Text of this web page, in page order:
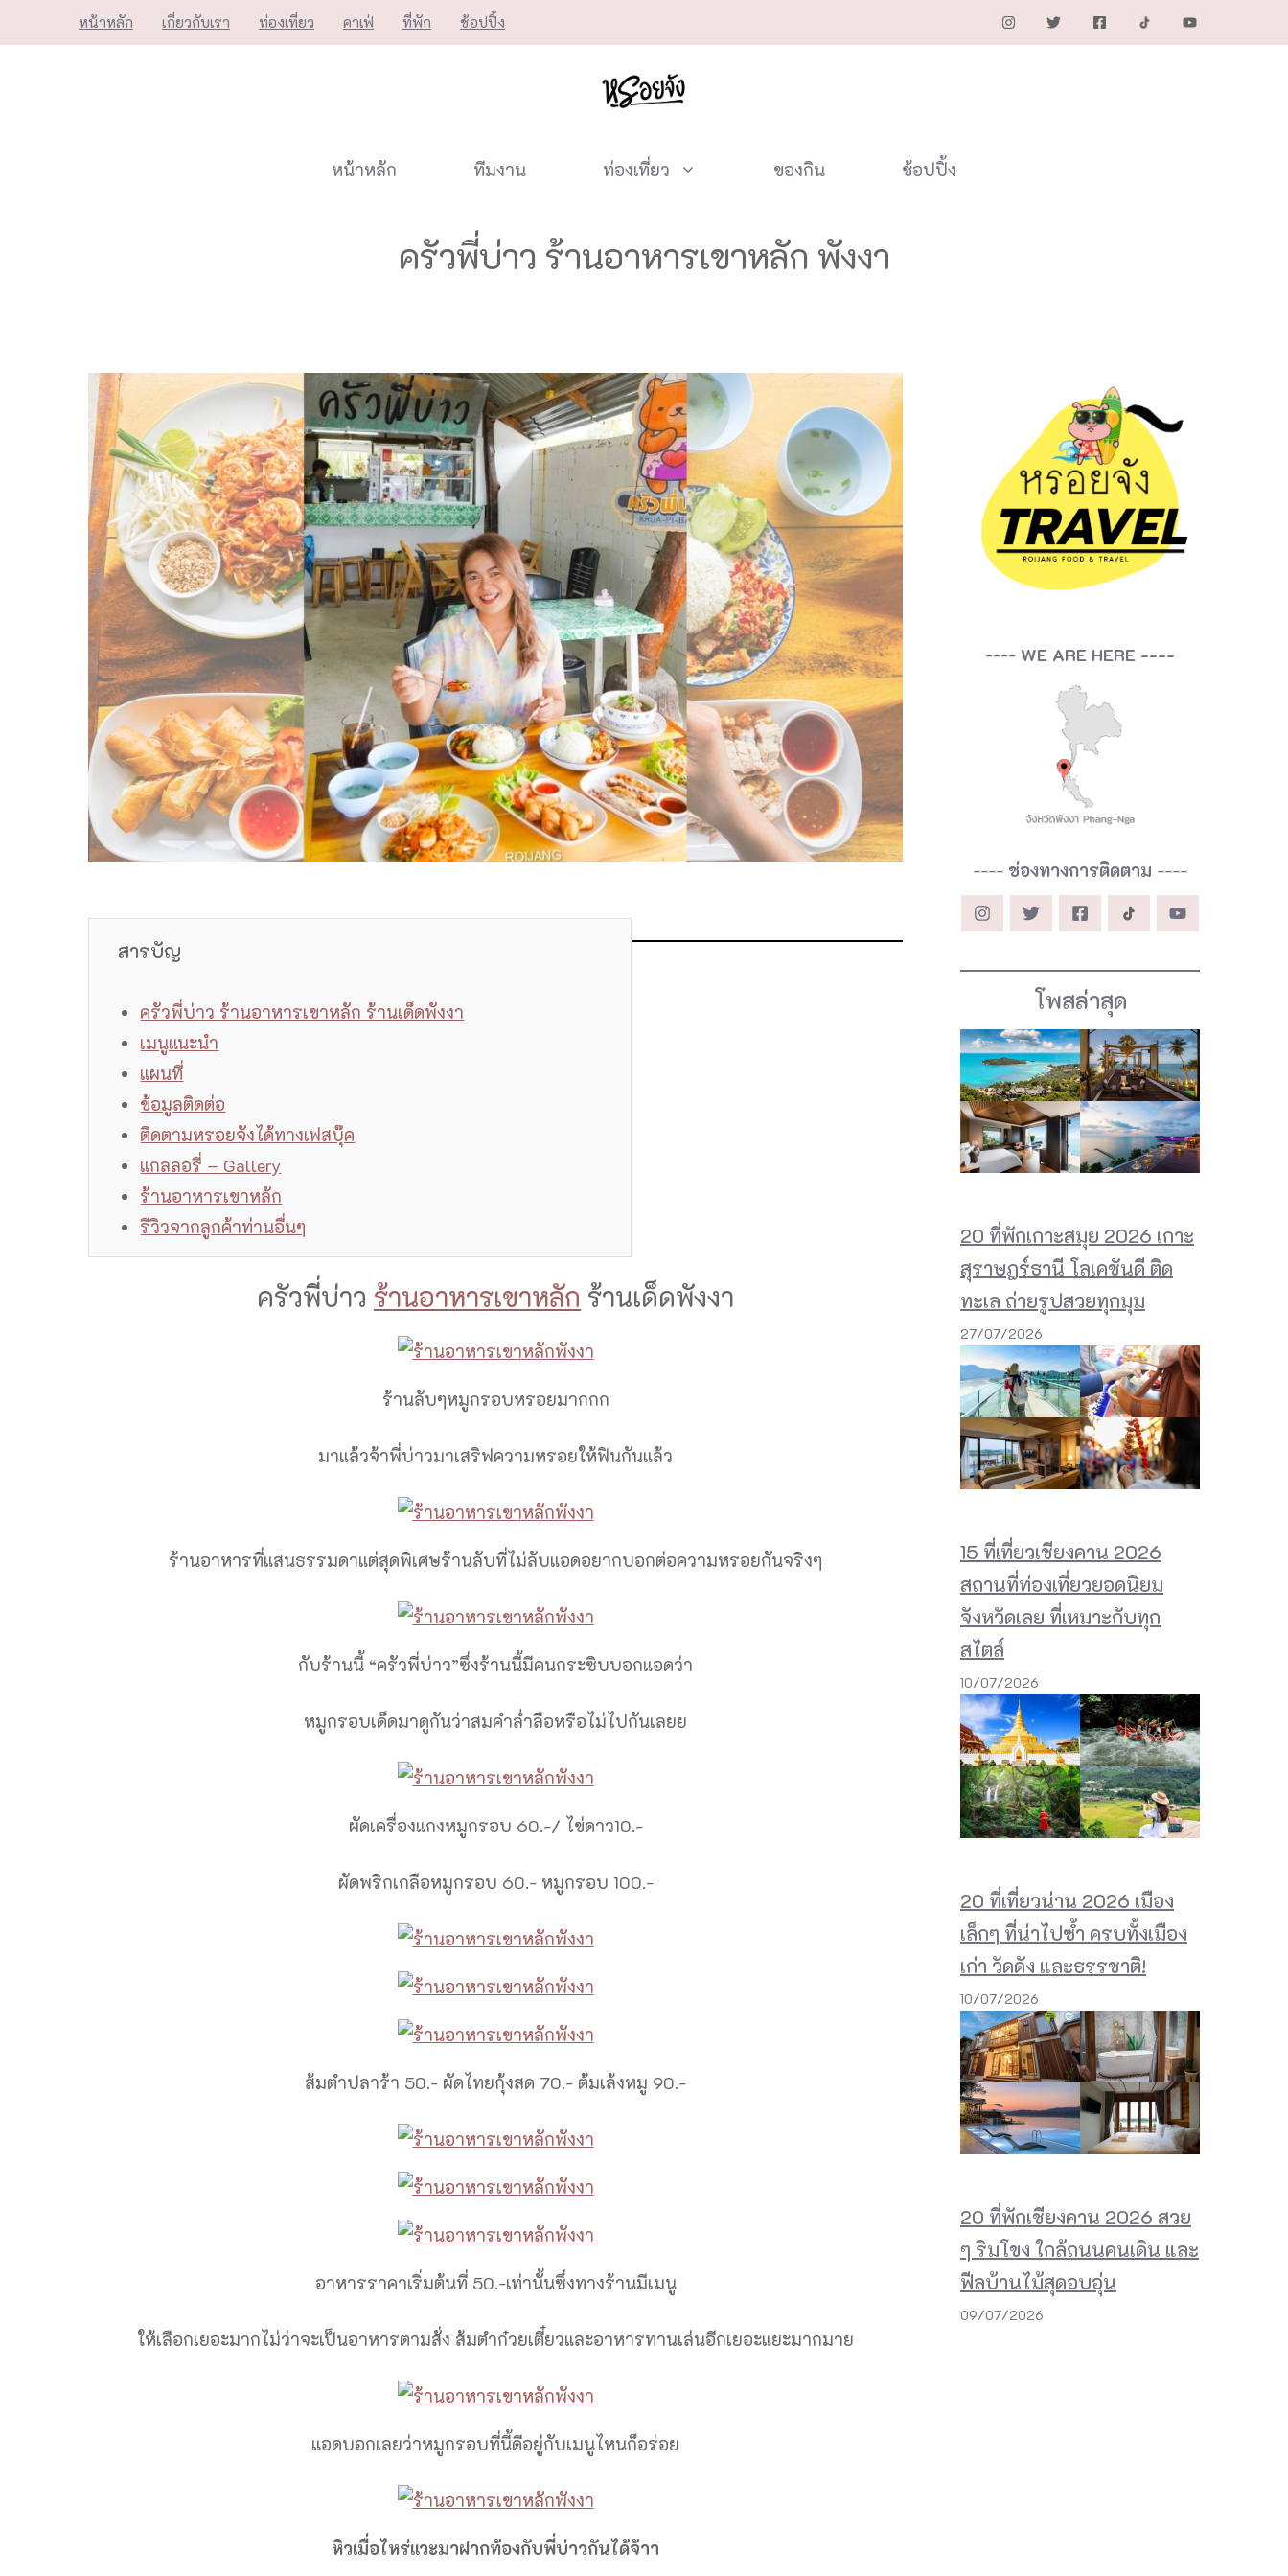
to
หน้าหลัก เกี่ยวกับเรา ท่องเที่ยว คาเฟ่ ที่พัก ช้อปปิ้ง
หน้าหลัก ทีมงาน ท่องเที่ยว ของกิน ช้อปปิ้ง
ครัวพี่บ่าว ร้านอาหารเขาหลัก พังงา
สารบัญ
ครัวพี่บ่าว ร้านอาหารเขาหลัก ร้านเด็ดพังงา
เมนูแนะนำ
แผนที่
ข้อมูลติดต่อ
ติดตามหรอยจังได้ทางเฟสบุ๊ค
แกลลอรี่ – Gallery
ร้านอาหารเขาหลัก
รีวิวจากลูกค้าท่านอื่นๆ
ครัวพี่บ่าว ร้านอาหารเขาหลัก ร้านเด็ดพังงา
ร้านลับๆหมูกรอบหรอยมากกก
มาแล้วจ้าพี่บ่าวมาเสริฟความหรอยให้ฟินกันแล้ว
ร้านอาหารที่แสนธรรมดาแต่สุดพิเศษร้านลับที่ไม่ลับแอดอยากบอกต่อความหรอยกันจริงๆ
กับร้านนี้ “ครัวพี่บ่าว”ซึ่งร้านนี้มีคนกระซิบบอกแอดว่า
หมูกรอบเด็ดมาดูกันว่าสมคำล่ำลือหรือไม่ไปกันเลยย
ผัดเครื่องแกงหมูกรอบ 60.-/ ไข่ดาว10.-
ผัดพริกเกลือหมูกรอบ 60.- หมูกรอบ 100.-
ส้มตำปลาร้า 50.- ผัดไทยกุ้งสด 70.- ต้มเล้งหมู 90.-
อาหารราคาเริ่มต้นที่ 50.-เท่านั้นซึ่งทางร้านมีเมนู
ให้เลือกเยอะมากไม่ว่าจะเป็นอาหารตามสั่ง ส้มตำก๋วยเตี๋ยวและอาหารทานเล่นอีกเยอะแยะมากมาย
แอดบอกเลยว่าหมูกรอบที่นี้ดีอยู่กับเมนูไหนก็อร่อย
หิวเมื่อไหร่แวะมาฝากท้องกับพี่บ่าวกันได้จ้าา
---- WE ARE HERE ----
---- ช่องทางการติดตาม ----
โพสล่าสุด
20 ที่พักเกาะสมุย 2026 เกาะ
สุราษฎร์ธานี โลเคชันดี ติด
ทะเล ถ่ายรูปสวยทุกมุม
27/07/2026
15 ที่เที่ยวเชียงคาน 2026
สถานที่ท่องเที่ยวยอดนิยม
จังหวัดเลย ที่เหมาะกับทุก
สไตล์
10/07/2026
20 ที่เที่ยวน่าน 2026 เมือง
เล็กๆ ที่น่าไปซ้ำ ครบทั้งเมือง
เก่า วัดดัง และธรรชาติ!
10/07/2026
20 ที่พักเชียงคาน 2026 สวย
ๆ ริมโขง ใกล้ถนนคนเดิน และ
ฟีลบ้านไม้สุดอบอุ่น
09/07/2026